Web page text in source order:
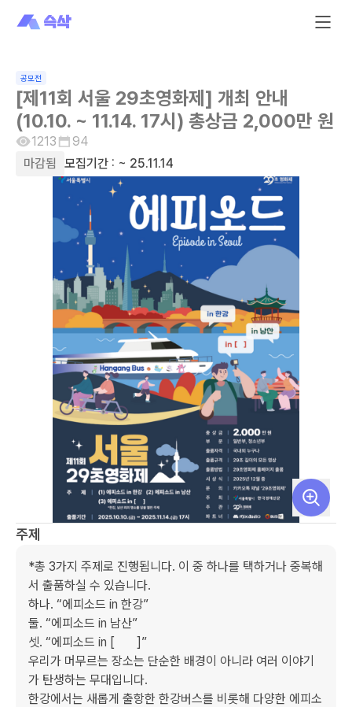
공모전
[제11회 서울 29초영화제] 개최 안내
(10.10. ~ 11.14. 17시) 총상금 2,000만 원
1213
94
마감됨
모집기간 : ~ 25.11.14
주제
*총 3가지 주제로 진행됩니다. 이 중 하나를 택하거나 중복해
서 출품하실 수 있습니다.
하나. “에피소드 in 한강”
둘. “에피소드 in 남산”
셋. “에피소드 in [       ]”
우리가 머무르는 장소는 단순한 배경이 아니라 여러 이야기
가 탄생하는 무대입니다.
한강에서는 새롭게 출항한 한강버스를 비롯해 다양한 에피소